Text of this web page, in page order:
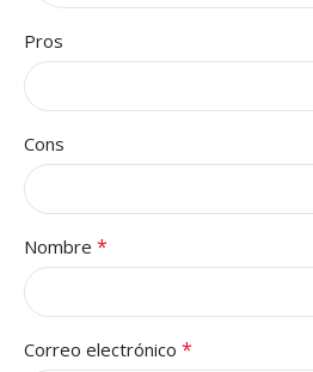
Pros
Cons
Nombre *
Correo electrónico *